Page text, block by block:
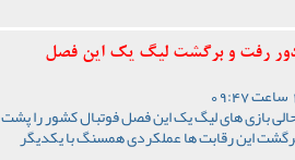
رفت و برگشت لیگ یک این فصل
بازی های لیگ یک این فصل فوتبال کشور را پشت
این رقابت ها عملکردی همسنگ با یکدیگر